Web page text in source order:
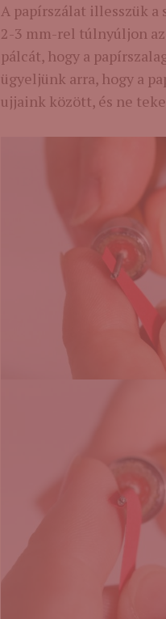
A papírszálat illesszük a
2-3 mm-rel túlnyúljon
pálcát, hogy a
ügyeljünk arra, hogy a
ujjaink között, és ne